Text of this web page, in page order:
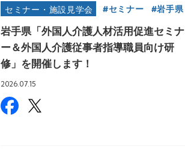
セミナー・施設見学会 セミナー 岩手県
岩手県「外国人介護人材活用促進セミナ
ー＆外国人介護従事者指導職員向け研
修」を開催します！
2026.07.15